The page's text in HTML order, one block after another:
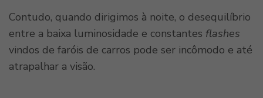
Contudo, quando dirigimos à noite, o desequilíbrio
entre a baixa luminosidade e constantes flashes
vindos de faróis de carros pode ser incômodo e até
atrapalhar a visão.